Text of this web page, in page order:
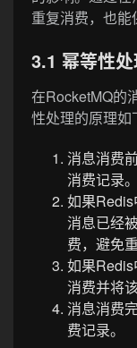
重复消费，也能
3.1 幂等性
在RocketMQ的
性处理的原理如
消息消费
消费记录。
如果
消息已经
费，避免
如果
消费并将
消息消费
费记录。